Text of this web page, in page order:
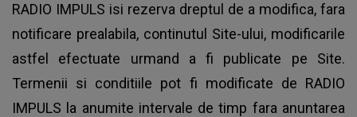
RADIO IMPULS isi rezerva dreptul de a modifica, fara
notificare prealabila, continutul Site-ului, modificarile
astfel efectuate urmand a fi publicate pe Site.
Termenii si conditiile pot fi modificate de RADIO
IMPULS la anumite intervale de timp fara anuntarea